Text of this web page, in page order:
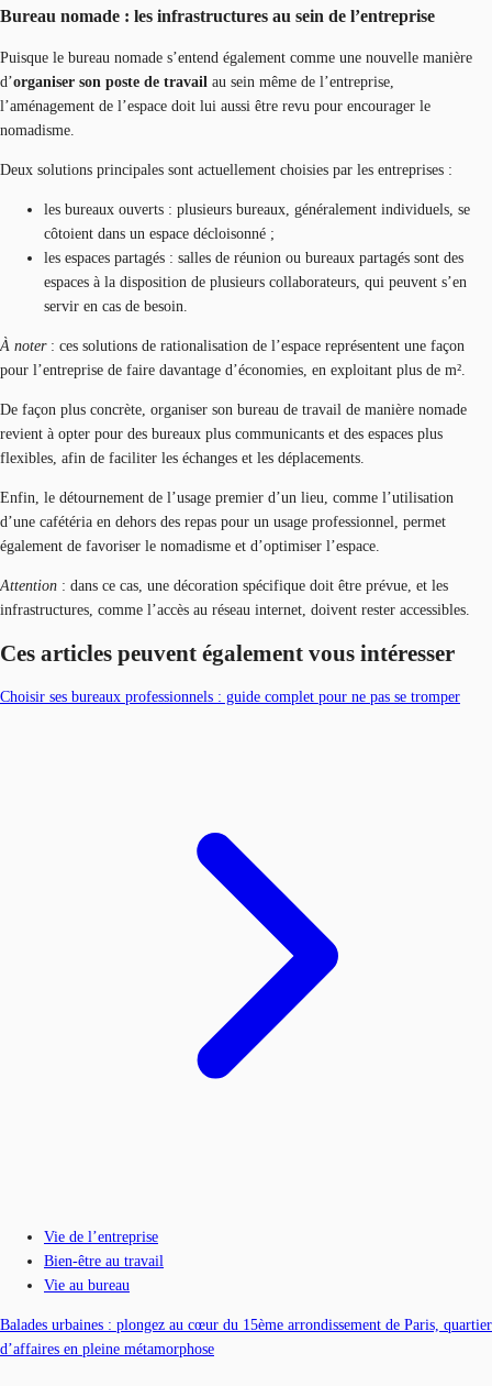
Bureau nomade : les infrastructures au sein de l’entreprise
Puisque le bureau nomade s’entend également comme une nouvelle manière
d’organiser son poste de travail au sein même de l’entreprise,
l’aménagement de l’espace doit lui aussi être revu pour encourager le
nomadisme.
Deux solutions principales sont actuellement choisies par les entreprises :
les bureaux ouverts : plusieurs bureaux, généralement individuels, se
côtoient dans un espace décloisonné ;
les espaces partagés : salles de réunion ou bureaux partagés sont des
espaces à la disposition de plusieurs collaborateurs, qui peuvent s’en
servir en cas de besoin.
À noter: ces solutions de rationalisation de l’espace représentent une façon
pour l’entreprise de faire davantage d’économies, en exploitant plus de m².
De façon plus concrète, organiser son bureau de travail de manière nomade
revient à opter pour des bureaux plus communicants et des espaces plus
flexibles, afin de faciliter les échanges et les déplacements.
Enfin, le détournement de l’usage premier d’un lieu, comme l’utilisation
d’une cafétéria en dehors des repas pour un usage professionnel, permet
également de favoriser le nomadisme et d’optimiser l’espace.
Attention : dans ce cas, une décoration spécifique doit être prévue, et les
infrastructures, comme l’accès au réseau internet, doivent rester accessibles.
Ces articles peuvent également vous intéresser
Choisir ses bureaux professionnels : guide complet pour ne pas se tromper
Vie de l’entreprise
Bien-être au travail
Vie au bureau
Balades urbaines : plongez au cœur du 15ème arrondissement de Paris, quartier
d’affaires en pleine métamorphose